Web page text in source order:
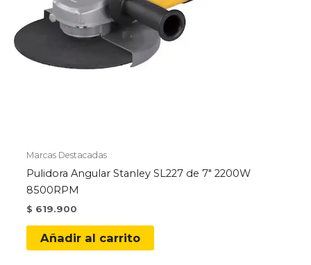
Marcas Destacadas
Pulidora Angular Stanley SL227 de 7″ 2200W
8500RPM
$ 619.900
Añadir al carrito